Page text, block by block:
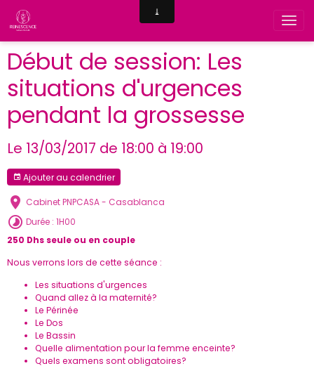
Début de session: Les
situations d'urgences
pendant la grossesse
Le 13/03/2017 de 18:00 à 19:00
Ajouter au calendrier
Cabinet PNPCASA - Casablanca
Durée : 1H00
250 Dhs seule ou en couple
Nous verrons lors de cette séance :
Les situations d'urgences
Quand allez à la maternité?
Le Périnée
Le Dos
Le Bassin
Quelle alimentation pour la femme enceinte?
Quels examens sont obligatoires?